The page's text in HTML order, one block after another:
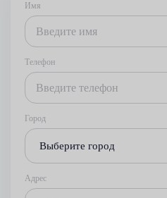
Имя
Телефон
Город
Выберите город
Адрес